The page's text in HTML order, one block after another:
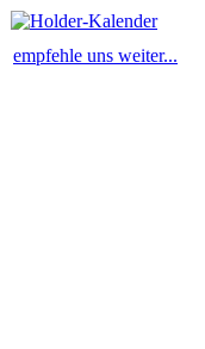
empfehle uns weiter...